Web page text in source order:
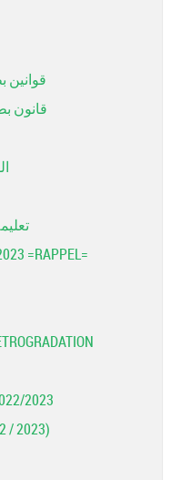
قوانين
قانون
=RAPPEL=
2023
/ 2023)